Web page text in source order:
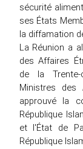
sécurité
ses États
la diffamation
La Réunion a
des Affaires
de la
Ministres des
approuvé la
République
et l'État de
République